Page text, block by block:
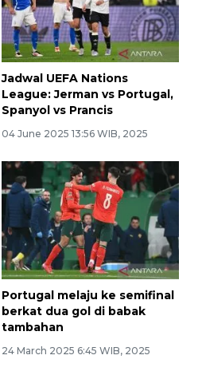
Jadwal UEFA Nations
League: Jerman vs Portugal,
Spanyol vs Prancis
04 June 2025 13:56 WIB, 2025
Portugal melaju ke semifinal
berkat dua gol di babak
tambahan
24 March 2025 6:45 WIB, 2025